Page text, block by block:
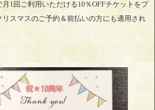
月1回ご利用いただける10％OFFチケットをプ
リスマスのご予約＆前払いの方にも適用され